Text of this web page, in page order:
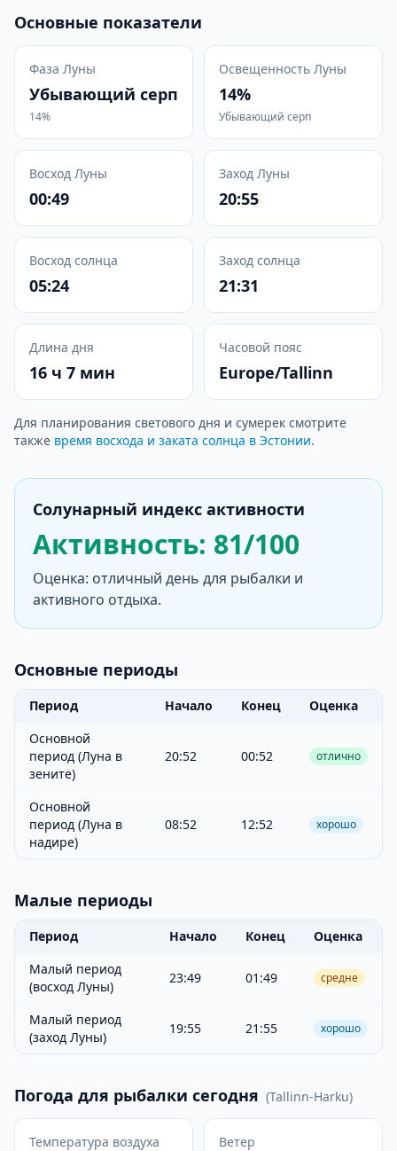
Основные показатели
Фаза Луны
Убывающий серп
14%
Освещенность Луны
14%
Убывающий серп
Восход Луны
00:49
Заход Луны
20:55
Восход солнца
05:24
Заход солнца
21:31
Длина дня
16 ч 7 мин
Часовой пояс
Europe/Tallinn
Для планирования светового дня и сумерек смотрите
также время восхода и заката солнца в Эстонии.
Солунарный индекс активности
Активность: 81/100
Оценка: отличный день для рыбалки и
активного отдыха.
Основные периоды
Период Начало Конец
Оценка
Основной
период (Луна в
зените)
20:52 00:52 отлично
Основной
период (Луна в
надире)
08:52 12:52 хорошо
Малые периоды
Период Начало Конец
Оценка
Малый период
(восход Луны)
23:49 01:49 средне
Малый период
(заход Луны)
19:55 21:55 хорошо
Погода для рыбалки сегодня (Tallinn-Harku)
Температура воздуха Ветер